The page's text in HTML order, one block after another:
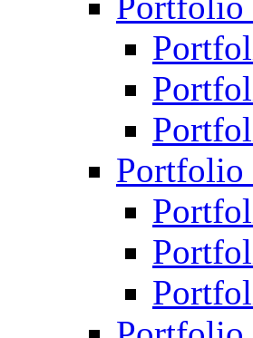
Portfolio